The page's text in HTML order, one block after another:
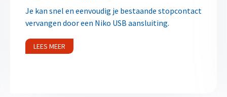
Je kan snel en eenvoudig je bestaande stopcontact
vervangen door een Niko USB aansluiting.
LEES MEER